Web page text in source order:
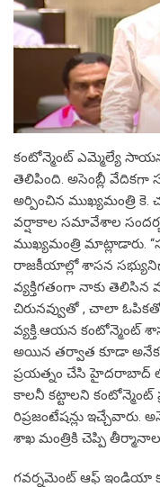
కంటోన్మెంట్ ఎమ్మెల్యే
తెలిపింది. అసెంబ్లీ వేదికగా
అర్పించిన ముఖ్యమంత్రి కె.
వర్షాకాల సమావేశాల
ముఖ్యమంత్రి మాట్లాడారు.
రాజకీయాల్లో శాసన
వ్యక్తిగతంగా నాకు తెలిసిన
చిరునవ్వుతో , చాలా
వ్యక్తి.ఆయన కంటోన్మెంట్
అయిన తర్వాత కూడా అనేక
ప్రయత్నం చేసి హైదరాబాద్ లో
కాలనీ కట్టాలని కంటోన్మెంట్
రిప్రజంటేషన్లు
శాఖ మంత్రికి చెప్పి
గవర్నమెంట్ ఆఫ్ ఇండియా